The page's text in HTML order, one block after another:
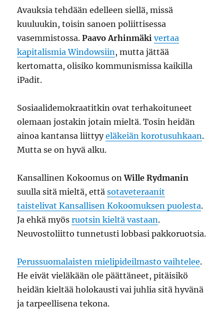
Avauksia tehdään edelleen siellä, missä
kuuluukin, toisin sanoen poliittisessa
vasemmistossa.Paavo Arhinmäki vertaa
kapitalismia Windowsiin, mutta jättää
kertomatta, olisiko kommunismissa kaikilla
iPadit.
Sosiaalidemokraatitkin ovat terhakoituneet
olemaan jostakin jotain mieltä. Tosin heidän
ainoa kantansa liittyyeläkeiän korotusuhkaan.
Mutta se on hyvä alku.
Kansallinen Kokoomus onWille Rydmanin
suulla sitä mieltä, ettäsotaveteraanit
taistelivat Kansallisen Kokoomuksen puolesta.
Ja ehkä myösruotsin kieltä vastaan.
Neuvostoliitto tunnetusti lobbasi pakkoruotsia.
Perussuomalaisten mielipideilmasto vaihtelee.
He eivät vieläkään ole päättäneet, pitäisikö
heidän kieltää holokausti vai juhlia sitä hyvänä
ja tarpeellisena tekona.